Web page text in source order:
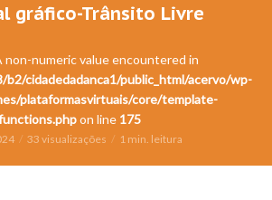
gráfico-Trânsito Livre
non-numeric value encountered in
cidadedadanca1/public_html/acervo/wp-
plataformasvirtuais/core/template-
on line 175
33 visualizações 1 min. leitura